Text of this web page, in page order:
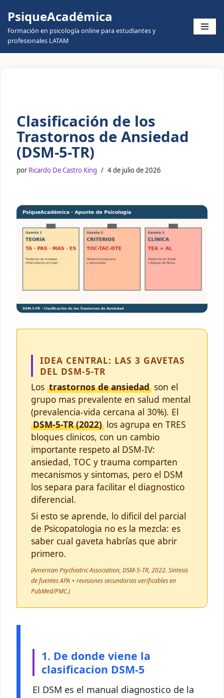
Skip
to
PsiqueAcadémica
Formación en psicología online para estudiantes y
profesionales LATAM
Clasificación de los
Trastornos de Ansiedad
(DSM-5-TR)
porRicardo De Castro King 4 de julio de 2026
IDEA CENTRAL: LAS 3 GAVETAS
DEL DSM-5-TR
Los trastornos de ansiedad son el
grupo mas prevalente en salud mental
(prevalencia-vida cercana al 30%). El
DSM-5-TR (2022) los agrupa en TRES
bloques clinicos, con un cambio
importante respeto al DSM-IV:
ansiedad, TOC y trauma comparten
mecanismos y sintomas, pero el DSM
los separa para facilitar el diagnostico
diferencial.
Si esto se aprende, lo dificil del parcial
de Psicopatologia no es la mezcla: es
saber cual gaveta habrías que abrir
primero.
(American Psychiatric Association, DSM-5-TR, 2022. Sintesis
de fuentes APA + revisiones secundarias verificables en
PubMed/PMC.)
1. De donde viene la
clasificacion DSM-5
El DSM es el manual diagnostico de la